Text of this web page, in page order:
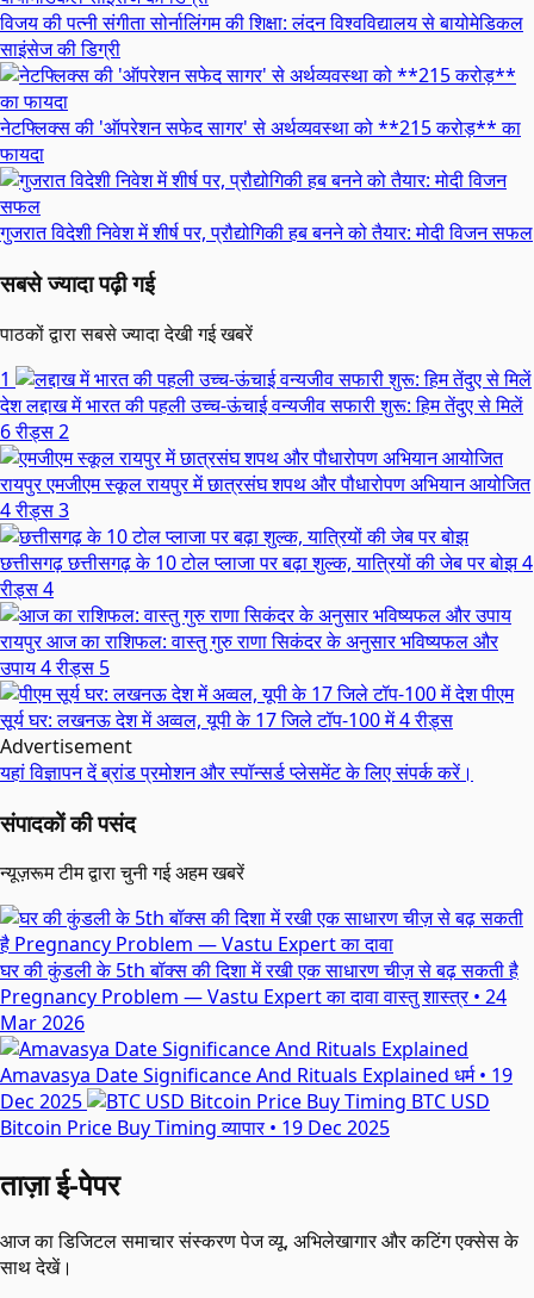
विजय की पत्नी संगीता सोर्नालिंगम की शिक्षा: लंदन विश्वविद्यालय से बायोमेडिकल
साइंसेज की डिग्री
नेटफ्लिक्स की 'ऑपरेशन सफेद सागर' से अर्थव्यवस्था को **215 करोड़** का
फायदा
गुजरात विदेशी निवेश में शीर्ष पर, प्रौद्योगिकी हब बनने को तैयार: मोदी विजन सफल
सबसे ज्यादा पढ़ी गई
पाठकों द्वारा सबसे ज्यादा देखी गई खबरें
1
देशलद्दाख में भारत की पहली उच्च-ऊंचाई वन्यजीव सफारी शुरू: हिम तेंदुए से मिलें
6 रीड्स2
रायपुरएमजीएम स्कूल रायपुर में छात्रसंघ शपथ और पौधारोपण अभियान आयोजित
4 रीड्स3
छत्तीसगढ़छत्तीसगढ़ के 10 टोल प्लाजा पर बढ़ा शुल्क, यात्रियों की जेब पर बोझ4
रीड्स4
रायपुरआज का राशिफल: वास्तु गुरु राणा सिकंदर के अनुसार भविष्यफल और
उपाय4 रीड्स 5
देशपीएम
सूर्य घर: लखनऊ देश में अव्वल, यूपी के 17 जिले टॉप-100 में4 रीड्स
Advertisement
यहां विज्ञापन देंब्रांड प्रमोशन और स्पॉन्सर्ड प्लेसमेंट के लिए संपर्क करें।
संपादकों की पसंद
न्यूज़रूम टीम द्वारा चुनी गई अहम खबरें
घर की कुंडली के 5th बॉक्स की दिशा में रखी एक साधारण चीज़ से बढ़ सकती है
Pregnancy Problem — Vastu Expert का दावावास्तु शास्त्र • 24
Mar 2026
Amavasya Date Significance And Rituals Explained धर्म • 19
Dec 2025
BTC USD
Bitcoin Price Buy Timing व्यापार • 19 Dec 2025
ताज़ा ई-पेपर
आज का डिजिटल समाचार संस्करण पेज व्यू, अभिलेखागार और कटिंग एक्सेस के
साथ देखें।